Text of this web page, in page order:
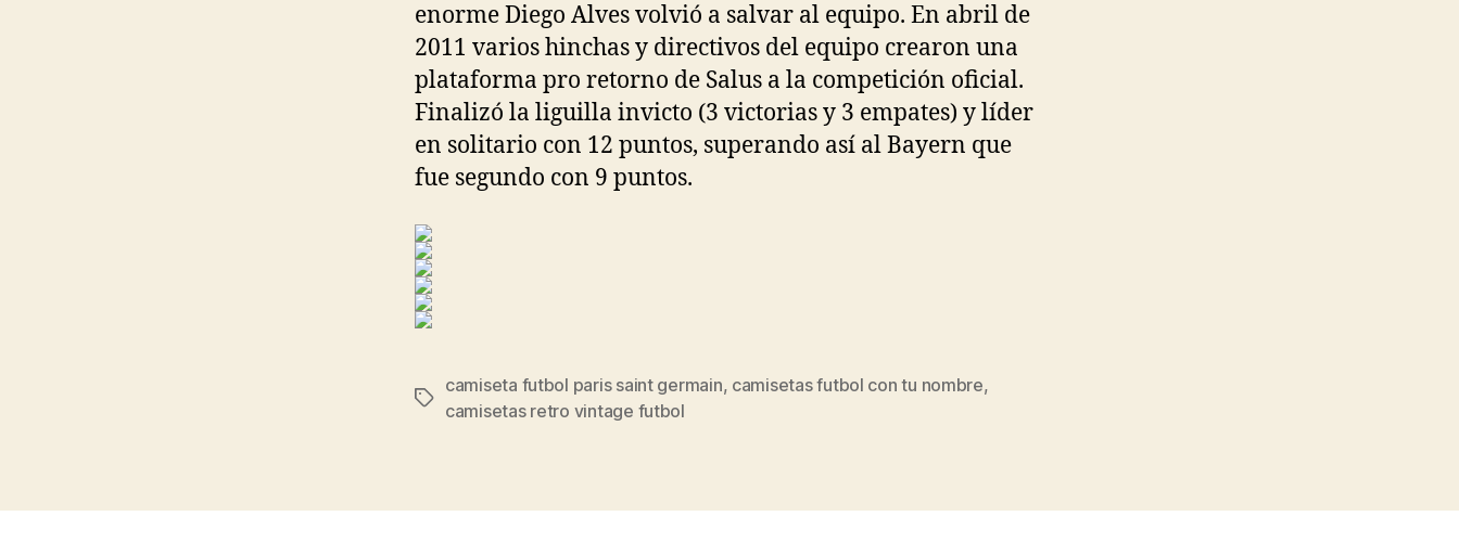
enorme Diego Alves volvió a salvar al equipo. En abril de
2011 varios hinchas y directivos del equipo crearon una
plataforma pro retorno de Salus a la competición oficial.
Finalizó la liguilla invicto (3 victorias y 3 empates) y líder
en solitario con 12 puntos, superando así al Bayern que
fue segundo con 9 puntos.
Etiquetas
camiseta futbol paris saint germain, camisetas futbol con tu nombre,
camisetas retro vintage futbol